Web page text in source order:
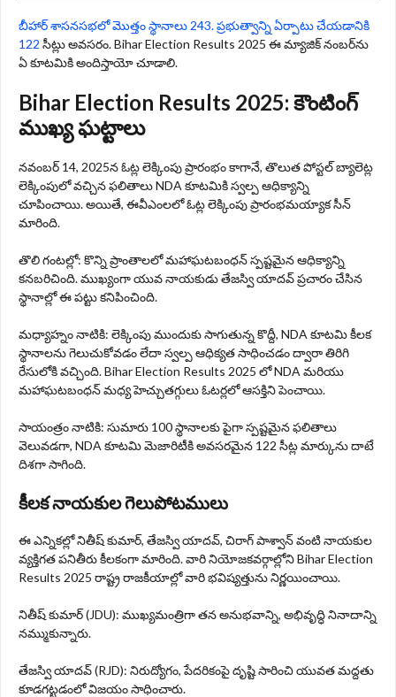
బీహార్ శాసనసభలో మొత్తం స్థానాలు 243. ప్రభుత్వాన్ని ఏర్పాటు చేయడానికి
122 సీట్లు అవసరం. Bihar Election Results 2025 ఈ మ్యాజిక్ నంబర్‌ను
ఏ కూటమికి అందిస్తాయో చూడాలి.
Bihar Election Results 2025: కౌంటింగ్
ముఖ్య ఘట్టాలు
నవంబర్ 14, 2025న ఓట్ల లెక్కింపు ప్రారంభం కాగానే, తొలుత పోస్టల్ బ్యాలెట్ల
లెక్కింపులో వచ్చిన ఫలితాలు NDA కూటమికి స్వల్ప ఆధిక్యాన్ని
చూపించాయి. అయితే, ఈవీఎంలలో ఓట్ల లెక్కింపు ప్రారంభమయ్యాక సీన్
మారింది.
తొలి గంటల్లో: కొన్ని ప్రాంతాలలో మహాఘటబంధన్ స్పష్టమైన ఆధిక్యాన్ని
కనబరిచింది. ముఖ్యంగా యువ నాయకుడు తేజస్వి యాదవ్ ప్రచారం చేసిన
స్థానాల్లో ఈ పట్టు కనిపించింది.
మధ్యాహ్నం నాటికి: లెక్కింపు ముందుకు సాగుతున్న కొద్దీ, NDA కూటమి కీలక
స్థానాలను గెలుచుకోవడం లేదా స్వల్ప ఆధిక్యత సాధించడం ద్వారా తిరిగి
రేసులోకి వచ్చింది. Bihar Election Results 2025 లో NDA మరియు
మహాఘటబంధన్ మధ్య హెచ్చుతగ్గులు ఓటర్లలో ఆసక్తిని పెంచాయి.
సాయంత్రం నాటికి: సుమారు 100 స్థానాలకు పైగా స్పష్టమైన ఫలితాలు
వెలువడగా, NDA కూటమి మెజారిటీకి అవసరమైన 122 సీట్ల మార్కును దాటే
దిశగా సాగింది.
కీలక నాయకుల గెలుపోటములు
ఈ ఎన్నికల్లో నితీష్ కుమార్, తేజస్వి యాదవ్, చిరాగ్ పాశ్వాన్ వంటి నాయకుల
వ్యక్తిగత పనితీరు కీలకంగా మారింది. వారి నియోజకవర్గాల్లోని Bihar Election
Results 2025 రాష్ట్ర రాజకీయాల్లో వారి భవిష్యత్తును నిర్ణయించాయి.
నితీష్ కుమార్ (JDU): ముఖ్యమంత్రిగా తన అనుభవాన్ని, అభివృద్ధి నినాదాన్ని
నమ్ముకున్నారు.
తేజస్వి యాదవ్ (RJD): నిరుద్యోగం, పేదరికంపై దృష్టి సారించి యువత మద్దతు
కూడగట్టడంలో విజయం సాధించారు.